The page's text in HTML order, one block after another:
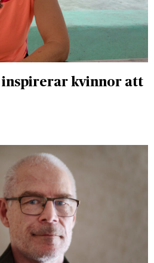
inspirerar kvinnor att